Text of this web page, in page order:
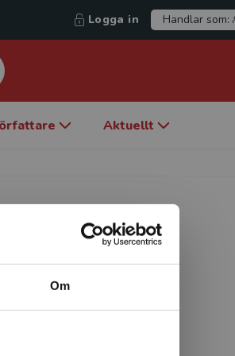
Om
Logga in Handlar som:
Aktuellt